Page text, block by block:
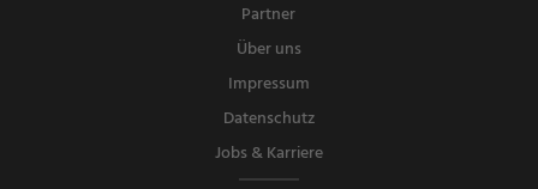
Partner
Über uns
Impressum
Datenschutz
Jobs & Karriere